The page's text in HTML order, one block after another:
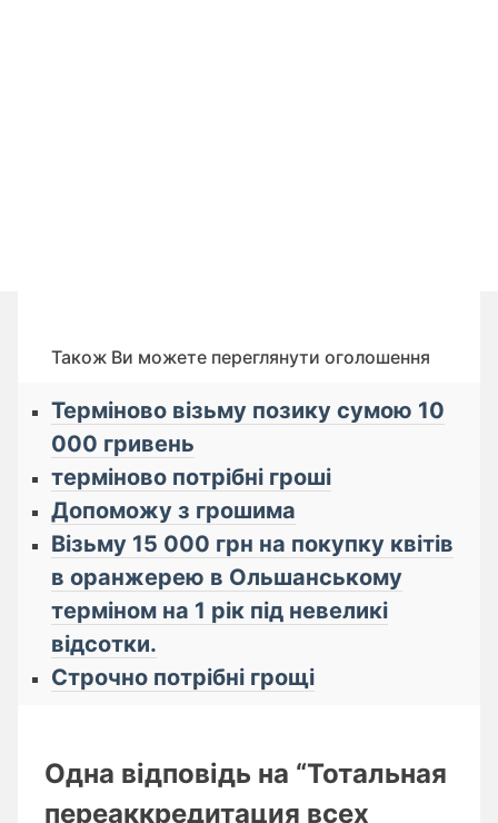
Також Ви можете переглянути оголошення
Терміново візьму позику сумою 10
000 гривень
терміново потрібні гроші
Допоможу з грошима
Візьму 15 000 грн на покупку квітів
в оранжерею в Ольшанському
терміном на 1 рік під невеликі
відсотки.
Строчно потрібні грощі
Одна відповідь на “Тотальная
переаккредитация всех